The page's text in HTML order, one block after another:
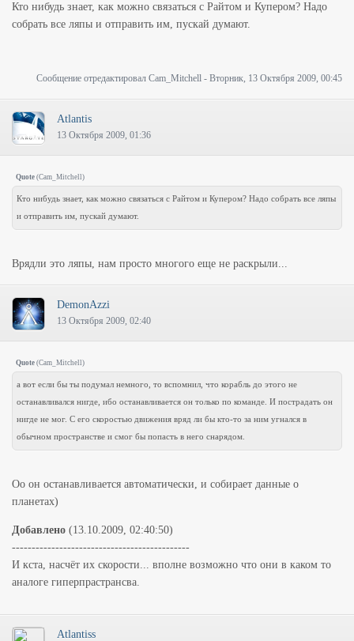
Кто нибудь знает, как можно связаться с Райтом и Купером? Надо
собрать все ляпы и отправить им, пускай думают.
Сообщение отредактировал Cam_Mitchell - Вторник, 13 Октября 2009, 00:45
Atlantis
13 Октября 2009, 01:36
Quote (Cam_Mitchell)
Кто нибудь знает, как можно связаться с Райтом и Купером? Надо собрать все ляпы
и отправить им, пускай думают.
Врядли это ляпы, нам просто многого еще не раскрыли...
DemonAzzi
13 Октября 2009, 02:40
Quote (Cam_Mitchell)
а вот если бы ты подумал немного, то вспомнил, что корабль до этого не
останавливался нигде, ибо останавливается он только по команде. И пострадать он
нигде не мог. С его скоростью движения вряд ли бы кто-то за ним угнался в
обычном пространстве и смог бы попасть в него снарядом.
Оо он останавливается автоматически, и собирает данные о
планетах)
Добавлено (13.10.2009, 02:40:50)
---------------------------------------------
И кста, насчёт их скорости... вполне возможно что они в каком то
аналоге гиперпрастрансва.
Atlantiss